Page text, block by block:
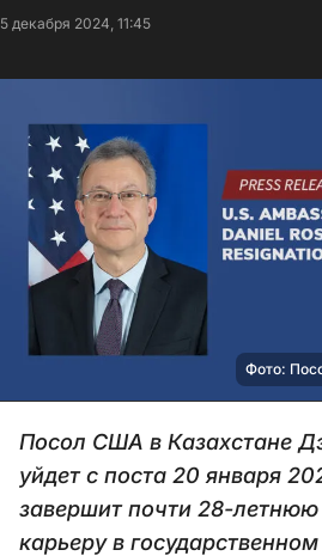
5 декабря 2024, 11:45
Фото:
Посол США в Казахстане
уйдет с поста 20 января
завершит почти 28-
карьеру в